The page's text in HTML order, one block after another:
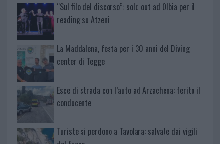
“Sul filo del discorso”: sold out ad Olbia per il
reading su Atzeni
La Maddalena, festa per i 30 anni del Diving
center di Tegge
Esce di strada con l’auto ad Arzachena: ferito il
conducente
Turiste si perdono a Tavolara: salvate dai vigili